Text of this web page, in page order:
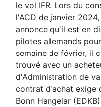
le vol IFR. Lors du
l'ACD de janvier
annonce qu'il est en
pilotes allemands
semaine de février, il
trouvé avec un
d'Administration de
contrat d'achat exige
Bonn Hangelar